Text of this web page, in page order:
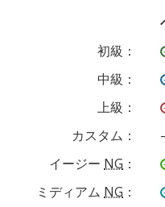
初級 ：
中級 ：
上級 ：
カスタム ：
イージー NG ：
ミディアム NG ：